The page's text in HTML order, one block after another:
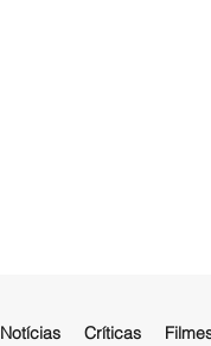
Notícias Críticas